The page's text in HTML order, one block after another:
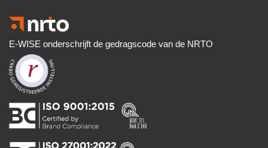
E-WISE onderschrijft de gedragscode van de NRTO